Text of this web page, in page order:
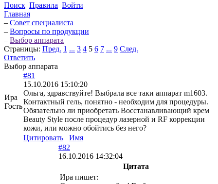
Поиск Правила Войти
Главная
– Совет специалиста
– Вопросы по продукции
– Выбор аппарата
Страницы: Пред. 1 ... 3 4 5 6 7 ... 9 След.
Ответить
Выбор аппарата
Ира
Гость
#81
15.10.2016 15:10:20
Ольга, здравствуйте! Выбрала все таки аппарат m1603.
Контактный гель, понятно - необходим для процедуры.
Обязательно ли приобретать Восстанавливающий крем
Beauty Style после процедур лазерной и RF коррекции
кожи, или можно обойтись без него?
Цитировать
Имя
#82
16.10.2016 14:32:04
Цитата
Ира пишет: